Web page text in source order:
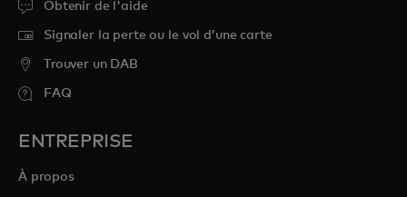
Obtenir de l'aide
Signaler la perte ou le vol d’une carte
Trouver un DAB
FAQ
ENTREPRISE
À propos